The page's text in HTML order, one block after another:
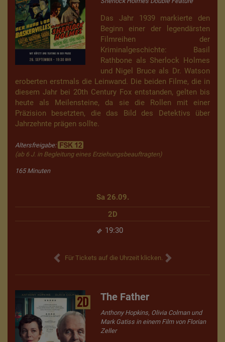
Das Jahr 1939 markierte den
Beginn einer der legendärsten
Filmreihen der
Kriminalgeschichte: Basil
Rathbone als Sherlock Holmes
und Nigel Bruce als Dr. Watson
eroberten erstmals die Leinwand. Die beiden Filme, die in
diesem Jahr bei 20th Century Fox entstanden, gelten bis
heute als Meilensteine, da sie die Rollen mit einer
Präzision besetzten, die das Bild des Detektivs über
Jahrzehnte prägen sollte.
Altersfreigabe:
(ab 6 J. in Begleitung eines Erziehungsbeauftragten)
165 Minuten
Sa 26.09.
19:30
2D
Für Tickets auf die Uhrzeit klicken.
2D The Father
Anthony Hopkins, Olivia Colman und
Mark Gatiss in einem Film von Florian
Zeller